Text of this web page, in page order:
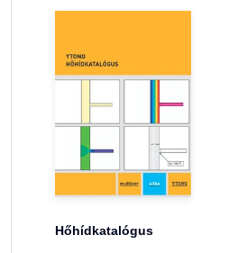
Hőhídkatalógus